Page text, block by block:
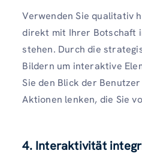
Verwenden Sie qualitativ
direkt mit Ihrer Botschaft
stehen. Durch die
Bildern um interaktive
Sie den Blick der
Aktionen lenken, die Sie
4. Interaktivität